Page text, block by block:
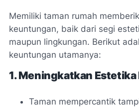
Memiliki taman rumah
keuntungan, baik dari segi
maupun lingkungan. Berikut
keuntungan utamanya:
1. Meningkatkan Estetika
Taman mempercantik